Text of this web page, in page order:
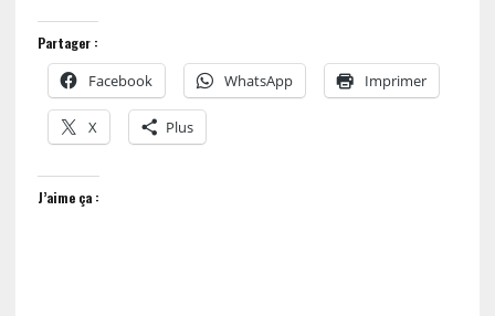
Partager :
Facebook WhatsApp Imprimer
X Plus
J’aime ça :